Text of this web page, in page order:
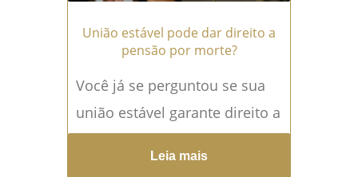
União estável pode dar direito a
pensão por morte?
Você já se perguntou se sua
união estável garante direito a
pensão por morte caso algo
ocorra com seu companheiro?
Leia mais